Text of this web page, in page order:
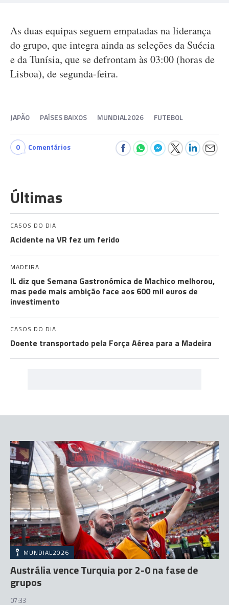
As duas equipas seguem empatadas na liderança
do grupo, que integra ainda as seleções da Suécia
e da Tunísia, que se defrontam às 03:00 (horas de
Lisboa), de segunda-feira.
JAPÃO PAÍSES BAIXOS MUNDIAL2026 FUTEBOL
0 Comentários
Últimas
CASOS DO DIA
Acidente na VR fez um ferido
MADEIRA
IL diz que Semana Gastronómica de Machico melhorou,
mas pede mais ambição face aos 600 mil euros de
investimento
CASOS DO DIA
Doente transportado pela Força Aérea para a Madeira
MUNDIAL2026
Austrália vence Turquia por 2-0 na fase de
grupos
07:33